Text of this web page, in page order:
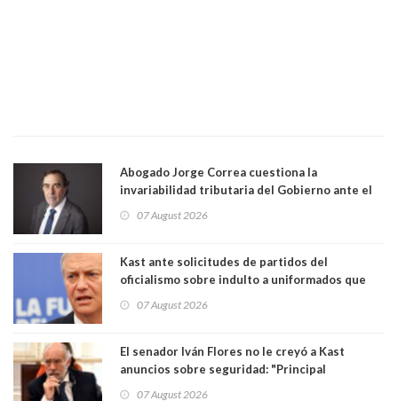
Abogado Jorge Correa cuestiona la
invariabilidad tributaria del Gobierno ante el
democracia” y "defendemos la alternancia en el
07 August 2026
Kast ante solicitudes de partidos del
oficialismo sobre indulto a uniformados que
07 August 2026
El senador Iván Flores no le creyó a Kast
anuncios sobre seguridad: "Principal
07 August 2026